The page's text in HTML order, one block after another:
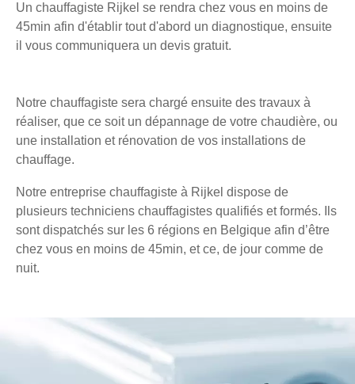
Un chauffagiste Rijkel se rendra chez vous en moins de
45min afin d'établir tout d'abord un diagnostique, ensuite
il vous communiquera un devis gratuit.
Notre chauffagiste sera chargé ensuite des travaux à
réaliser, que ce soit un dépannage de votre chaudière, ou
une installation et rénovation de vos installations de
chauffage.
Notre entreprise chauffagiste à Rijkel dispose de
plusieurs techniciens chauffagistes qualifiés et formés. Ils
sont dispatchés sur les 6 régions en Belgique afin d’être
chez vous en moins de 45min, et ce, de jour comme de
nuit.